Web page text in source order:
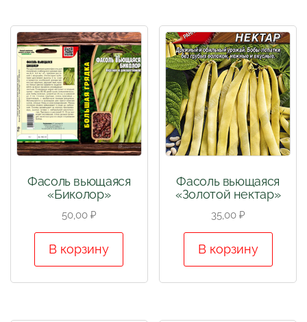
Фасоль вьющаяся
«Биколор»
50,00 ₽
В корзину
Фасоль вьющаяся
«Золотой нектар»
35,00 ₽
В корзину